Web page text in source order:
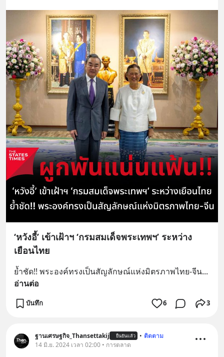
‘หวังอี้’ เข้าเฝ้าฯ ‘กรมสมเด็จพระเทพฯ’ ระหว่าง
เยือนไทย
ย้ำชัด!! พระองค์ทรงเป็นสัญลักษณ์แห่งมิตรภาพไทย-จีน
อ่านต่อ
บันทึก 6 3
ฐานเศรษฐกิจ_Thansettakij ยืนยันแล้ว • ติดตาม
14 มิ.ย. 2024 เวลา 02:00 • การตลาด